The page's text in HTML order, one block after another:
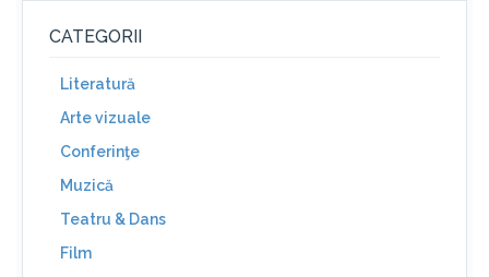
CATEGORII
Literatură
Arte vizuale
Conferinţe
Muzică
Teatru & Dans
Film